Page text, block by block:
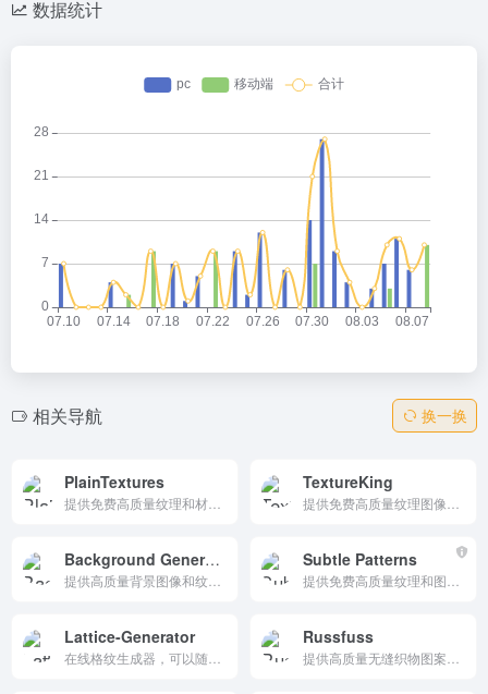
数据统计
相关导航 换一换
PlainTextures TextureKing
Background Generator Subtle Patterns
Lattice-Generator Russfuss